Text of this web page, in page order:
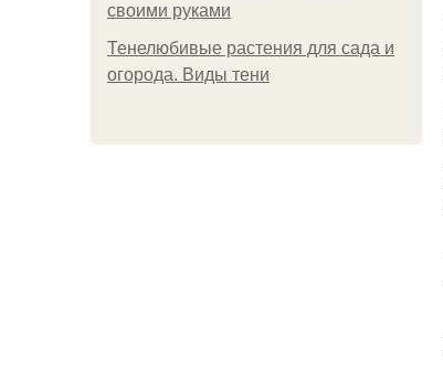
своими руками
Тенелюбивые растения для сада и
огорода. Виды тени